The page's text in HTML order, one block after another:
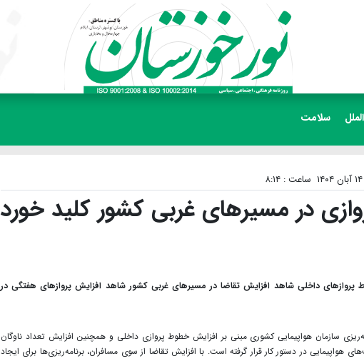
سلامت
ساعت : ۸:۱۴
در مسیر‌های غربی کشور کلید خورد
پرواز‌های داخلی شاهد افزایش تقاضا در مسیر‌های غربی کشور شاهد افزایش پرواز‌های هفتگی در
سازمان هواپیمایی کشوری مبنی بر افزایش خطوط پروازی داخلی و همچنین افزایش تعداد ناوگان
در دستور کار قرار گرفته است. با افزایش تقاضا از سوی مسافران، برنامه‌ریزی‌ها برای ایجاد